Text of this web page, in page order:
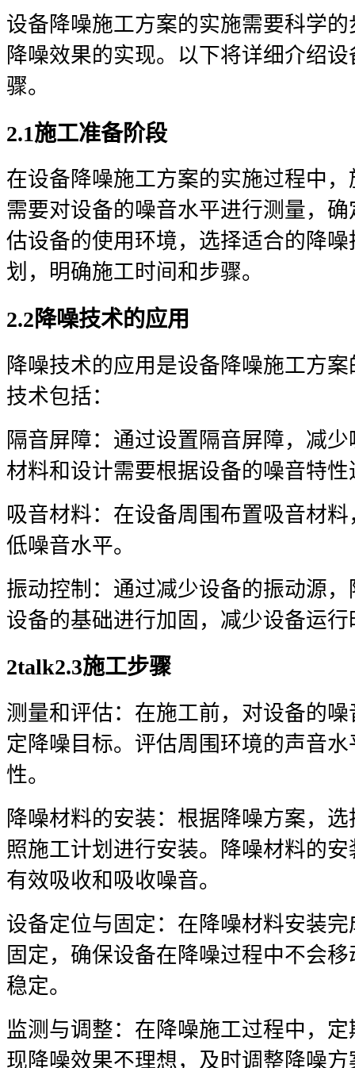
设备降噪施工方案的实施需要科学
降噪效果的实现。以下将详细介绍
骤。
2.1施工准备阶段
在设备降噪施工方案的实施过程中
需要对设备的噪音水平进行测量，
估设备的使用环境，选择适合的降
划，明确施工时间和步骤。
2.2降噪技术的应用
降噪技术的应用是设备降噪施工方
技术包括：
隔音屏障：通过设置隔音屏障，减
材料和设计需要根据设备的噪音特
吸音材料：在设备周围布置吸音材
低噪音水平。
振动控制：通过减少设备的振动源
设备的基础进行加固，减少设备运
2talk2.3施工步骤
测量和评估：在施工前，对设备的
定降噪目标。评估周围环境的声音
性。
降噪材料的安装：根据降噪方案，
照施工计划进行安装。降噪材料的
有效吸收和吸收噪音。
设备定位与固定：在降噪材料安装
固定，确保设备在降噪过程中不会
稳定。
监测与调整：在降噪施工过程中，
现降噪效果不理想，及时调整降噪